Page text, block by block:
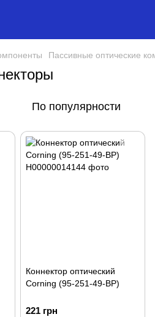
Пассивные оптические
По популярности
Коннектор оптический
Corning (95-251-49-BP)
221 грн